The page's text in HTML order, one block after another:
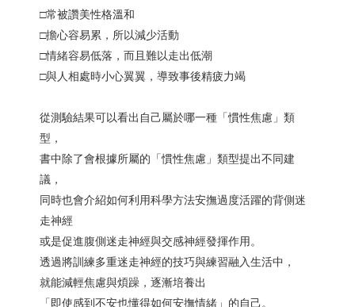
□常被讚美性格溫和
□擔心容易累，所以減少活動
□情緒容易低落，而且難以走出低潮
□與人相處時小心翼翼，導致事後精疲力竭
從測驗結果可以看出自己屬於哪一種「慣性焦慮」類
型，
書中除了會根據所屬的「慣性焦慮」類型提出不同建
議，
同時也會介紹如何利用科學方法安撫過度活躍的背側迷
走神經
或是促進腹側迷走神經與交感神經發揮作用。
透過將訓練多重迷走神經的技巧與練習融入生活中，
就能減輕焦慮與煩躁，逐漸培養出
「即使感到不安也懂得如何安撫情緒」的自己。